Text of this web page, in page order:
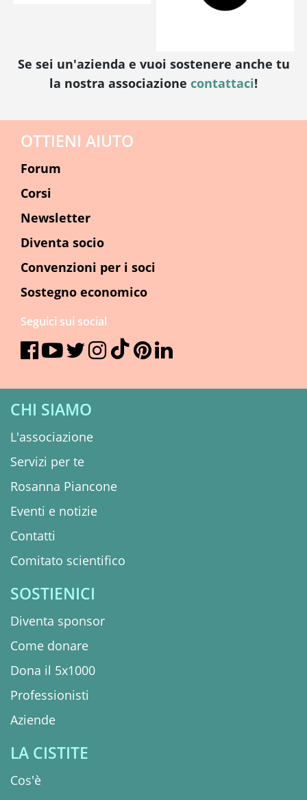
Se sei un'azienda e vuoi sostenere anche tu
la nostra associazione contattaci!
CHI SIAMO
L'associazione
Servizi per te
Rosanna Piancone
Eventi e notizie
Contatti
Comitato scientifico
SOSTIENICI
Diventa sponsor
Come donare
Dona il 5x1000
Professionisti
Aziende
LA CISTITE
Cos'è
OTTIENI AIUTO
Forum
Corsi
Newsletter
Diventa socio
Convenzioni per i soci
Sostegno economico
Seguici sui social